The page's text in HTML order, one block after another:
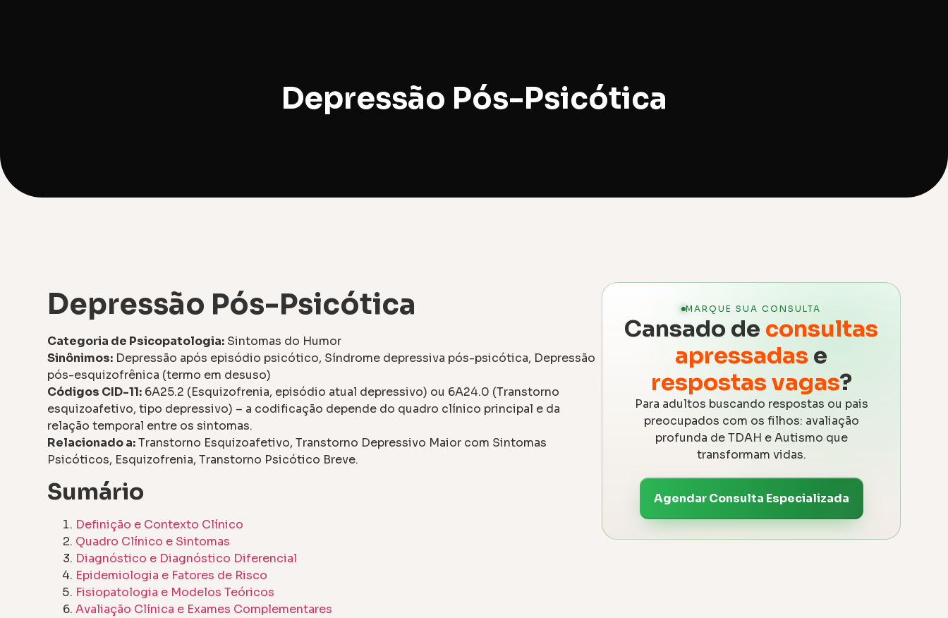
Depressão Pós-Psicótica
Depressão Pós-Psicótica
Categoria de Psicopatologia: Sintomas do Humor
Sinônimos: Depressão após episódio psicótico, Síndrome depressiva pós-psicótica, Depressão
pós-esquizofrênica (termo em desuso)
Códigos CID-11: 6A25.2 (Esquizofrenia, episódio atual depressivo) ou 6A24.0 (Transtorno
esquizoafetivo, tipo depressivo) – a codificação depende do quadro clínico principal e da
relação temporal entre os sintomas.
Relacionado a:Transtorno Esquizoafetivo, Transtorno Depressivo Maior com Sintomas
Psicóticos, Esquizofrenia, Transtorno Psicótico Breve.
Sumário
Definição e Contexto Clínico
Quadro Clínico e Sintomas
Diagnóstico e Diagnóstico Diferencial
Epidemiologia e Fatores de Risco
Fisiopatologia e Modelos Teóricos
Avaliação Clínica e Exames Complementares
MARQUE SUA CONSULTA
Cansado de consultas
apressadas e
respostas vagas?
Para adultos buscando respostas ou pais
preocupados com os filhos: avaliação
profunda de TDAH e Autismo que
transformam vidas.
Agendar Consulta Especializada